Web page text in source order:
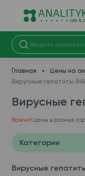
Главная
Цены на
Вирусные гепатиты
Вирусные
Важно! Цены в разных
Категории
Вирусные гепатиты